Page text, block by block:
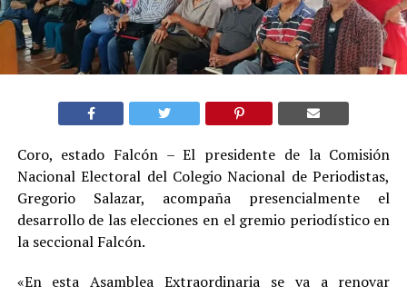
Coro, estado Falcón – El presidente de la Comisión
Nacional Electoral del Colegio Nacional de Periodistas,
Gregorio Salazar, acompaña presencialmente el
desarrollo de las elecciones en el gremio periodístico en
la seccional Falcón.
«En esta Asamblea Extraordinaria se va a renovar